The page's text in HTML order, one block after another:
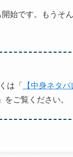
始です。もうそ
は「
【中身ネタ
」をご覧ください。